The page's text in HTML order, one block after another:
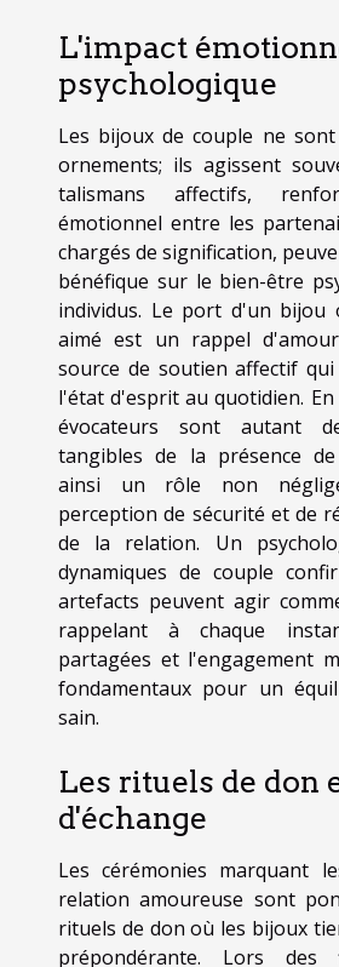
L'impact
psychologique
Les bijoux de couple ne
ornements; ils agissent
talismans affectifs,
émotionnel entre les
chargés de signification,
bénéfique sur le bien-être
individus. Le port d'un
aimé est un rappel
source de soutien affectif
l'état d'esprit au quotidien.
évocateurs sont autant
tangibles de la présence
ainsi un rôle non
perception de sécurité et de
de la relation. Un
dynamiques de couple
artefacts peuvent agir
rappelant à chaque
partagées et l'engagement
fondamentaux pour un
sain.
Les rituels de don
d'échange
Les cérémonies marquant
relation amoureuse sont
rituels de don où les bijoux
prépondérante. Lors des